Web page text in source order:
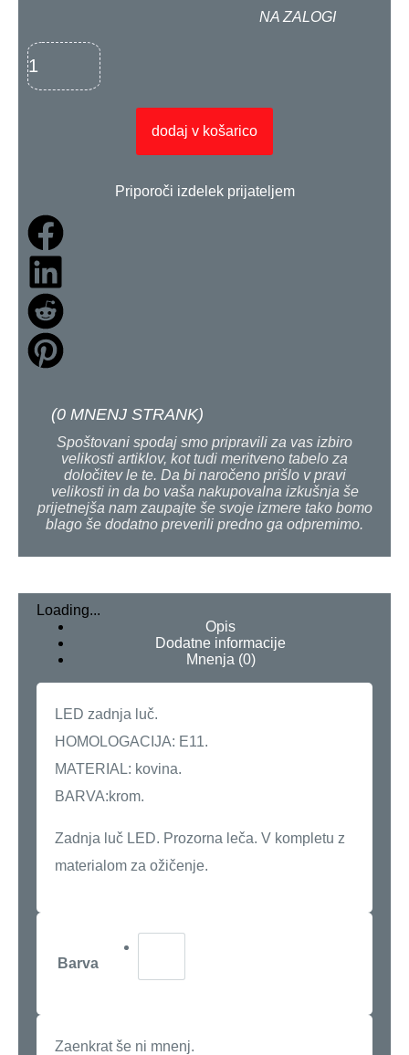
NA ZALOGI
dodaj v košarico
Priporoči izdelek prijateljem
(0 MNENJ STRANK)
Spoštovani spodaj smo pripravili za vas izbiro
velikosti artiklov, kot tudi meritveno tabelo za
določitev le te. Da bi naročeno prišlo v pravi
velikosti in da bo vaša nakupovalna izkušnja še
prijetnejša nam zaupajte še svoje izmere tako bomo
blago še dodatno preverili predno ga odpremimo.
Loading...
Opis
Dodatne informacije
Mnenja (0)
LED zadnja luč.
HOMOLOGACIJA: E11.
MATERIAL: kovina.
BARVA:krom.
Zadnja luč LED. Prozorna leča. V kompletu z
materialom za ožičenje.
Barva
Zaenkrat še ni mnenj.